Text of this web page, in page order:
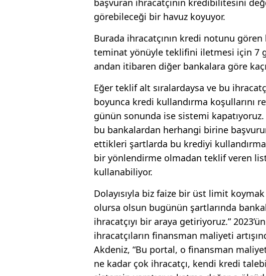
başvuran ihracatçının kredibilitesini
görebileceği bir havuz koyuyor.
Burada ihracatçının kredi notunu
teminat yönüyle teklifini iletmesi için 7
andan itibaren diğer bankalara göre
Eğer teklif alt sıralardaysa ve bu
boyunca kredi kullandırma koşullarını
günün sonunda ise sistemi
bu bankalardan herhangi birine
ettikleri şartlarda bu krediyi
bir yönlendirme olmadan teklif veren
kullanabiliyor.
Dolayısıyla biz faize bir üst limit
olursa olsun bugünün şartlarında
ihracatçıyı bir araya getiriyoruz.”
ihracatçıların finansman maliyeti
Akdeniz, “Bu portal, o finansman
ne kadar çok ihracatçı, kendi kredi